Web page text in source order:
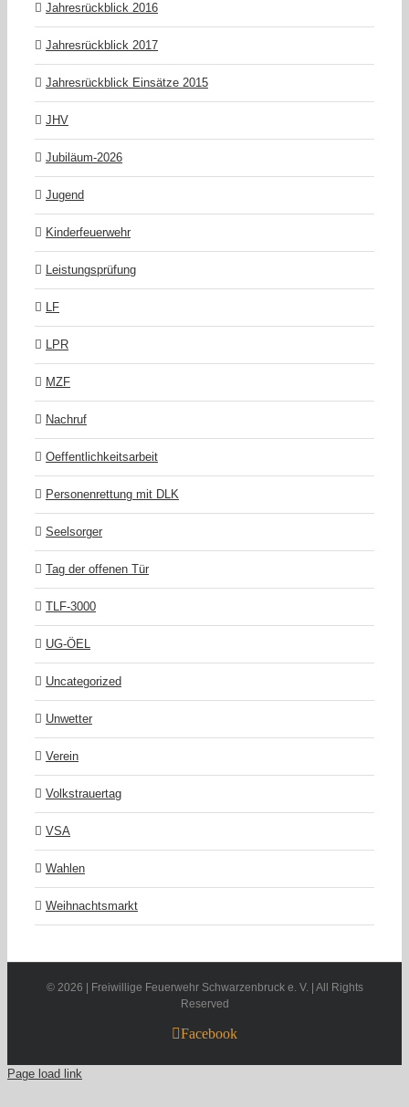
Jahresrückblick 2016
Jahresrückblick 2017
Jahresrückblick Einsätze 2015
JHV
Jubiläum-2026
Jugend
Kinderfeuerwehr
Leistungsprüfung
LF
LPR
MZF
Nachruf
Oeffentlichkeitsarbeit
Personenrettung mit DLK
Seelsorger
Tag der offenen Tür
TLF-3000
UG-ÖEL
Uncategorized
Unwetter
Verein
Volkstrauertag
VSA
Wahlen
Weihnachtsmarkt
© 2026 | Freiwillige Feuerwehr Schwarzenbruck e. V. | All Rights
Reserved
Facebook
Page load link